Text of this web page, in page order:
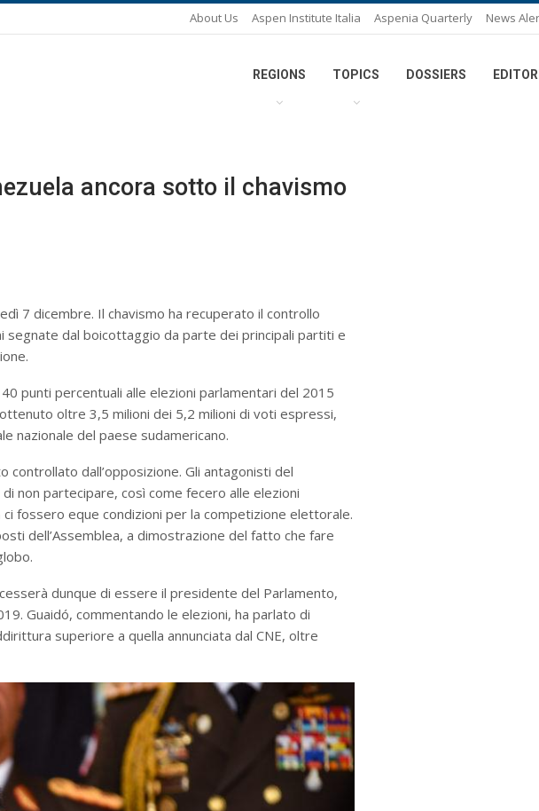
About Us Aspen Institute Italia Aspenia Quarterly News
REGIONS TOPICS DOSSIERS
ancora sotto il chavismo
7 dicembre. Il chavismo ha recuperato il controllo
segnate dal boicottaggio da parte dei principali partiti e
punti percentuali alle elezioni parlamentari del 2015
oltre 3,5 milioni dei 5,2 milioni di voti espressi,
nazionale del paese sudamericano.
controllato dall’opposizione. Gli antagonisti del
non partecipare, così come fecero alle elezioni
fossero eque condizioni per la competizione elettorale.
dell’Assemblea, a dimostrazione del fatto che fare
dunque di essere il presidente del Parlamento,
Guaidó, commentando le elezioni, ha parlato di
superiore a quella annunciata dal CNE, oltre